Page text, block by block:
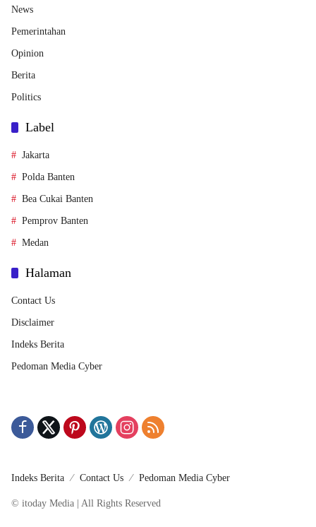
News
Pemerintahan
Opinion
Berita
Politics
Label
Jakarta
Polda Banten
Bea Cukai Banten
Pemprov Banten
Medan
Halaman
Contact Us
Disclaimer
Indeks Berita
Pedoman Media Cyber
Indeks Berita Contact Us Pedoman Media Cyber
© itoday Media | All Rights Reserved